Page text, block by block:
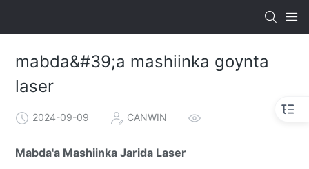
mabda&#39;a mashiinka goynta
laser
2024-09-09 CANWIN
Mabda'a Mashiinka Jarida Laser